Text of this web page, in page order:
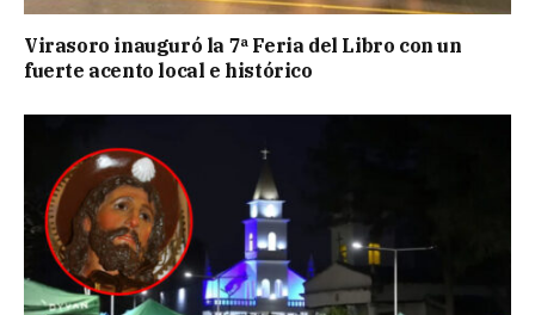
Virasoro inauguró la 7ª Feria del Libro con un
fuerte acento local e histórico